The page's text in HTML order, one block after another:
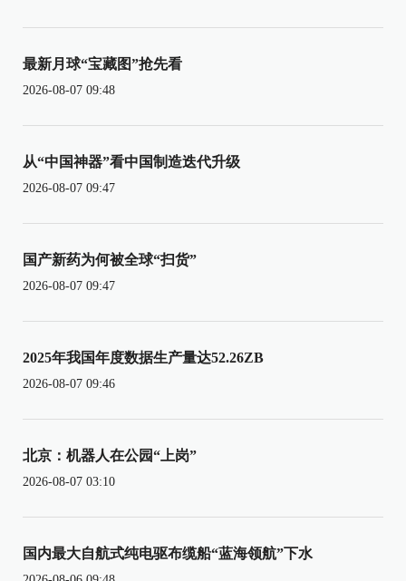
最新月球“宝藏图”抢先看
2026-08-07 09:48
从“中国神器”看中国制造迭代升级
2026-08-07 09:47
国产新药为何被全球“扫货”
2026-08-07 09:47
2025年我国年度数据生产量达52.26ZB
2026-08-07 09:46
北京：机器人在公园“上岗”
2026-08-07 03:10
国内最大自航式纯电驱布缆船“蓝海领航”下水